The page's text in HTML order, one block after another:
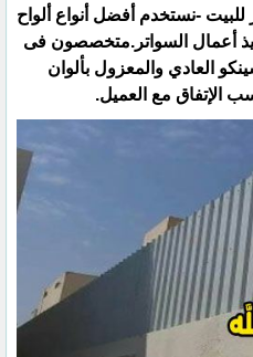
للبيت -نستخدم أفضل أنواع ألواح
أعمال السواتر.متخصصون فى
العادي والمعزول بألوان
الإتفاق مع العميل.